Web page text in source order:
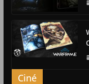
Ciné